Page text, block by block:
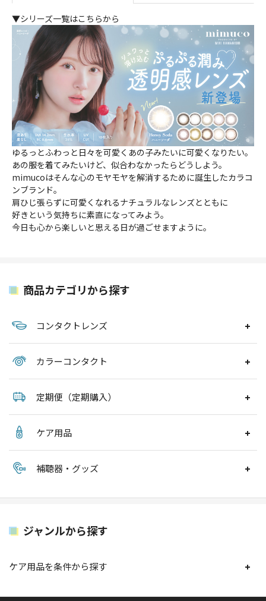
▼シリーズ一覧はこちらから
ゆるっとふわっと日々を可愛くあの子みたいに可愛くなりたい。
あの服を着てみたいけど、似合わなかったらどうしよう。
mimucoはそんな心のモヤモヤを解消するために誕生したカラコ
ンブランド。
肩ひじ張らずに可愛くなれるナチュラルなレンズとともに
好きという気持ちに素直になってみよう。
今日も心から楽しいと思える日が過ごせますように。
商品カテゴリから探す
コンタクトレンズ
カラーコンタクト
定期便（定期購入）
ケア用品
補聴器・グッズ
ジャンルから探す
ケア用品を条件から探す